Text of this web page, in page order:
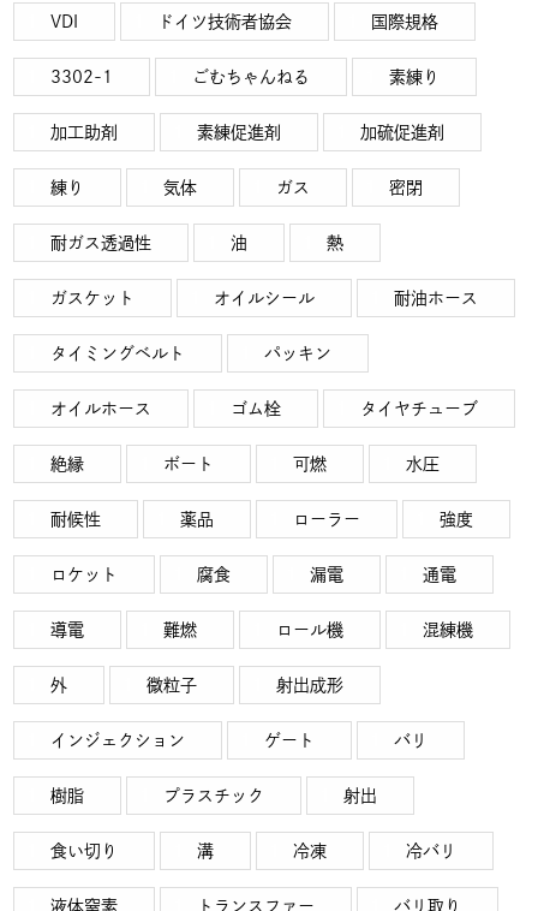
VDI ドイツ技術者協会 国際規格
3302-1 ごむちゃんねる 素練り
加工助剤 素練促進剤 加硫促進剤
練り 気体 ガス 密閉
耐ガス透過性 油 熱
ガスケット オイルシール 耐油ホース
タイミングベルト パッキン
オイルホース ゴム栓 タイヤチューブ
絶縁 ボート 可燃 水圧
耐候性 薬品 ローラー 強度
ロケット 腐食 漏電 通電
導電 難燃 ロール機 混練機
外 微粒子 射出成形
インジェクション ゲート バリ
樹脂 プラスチック 射出
食い切り 溝 冷凍 冷バリ
液体窒素 トランスファー バリ取り